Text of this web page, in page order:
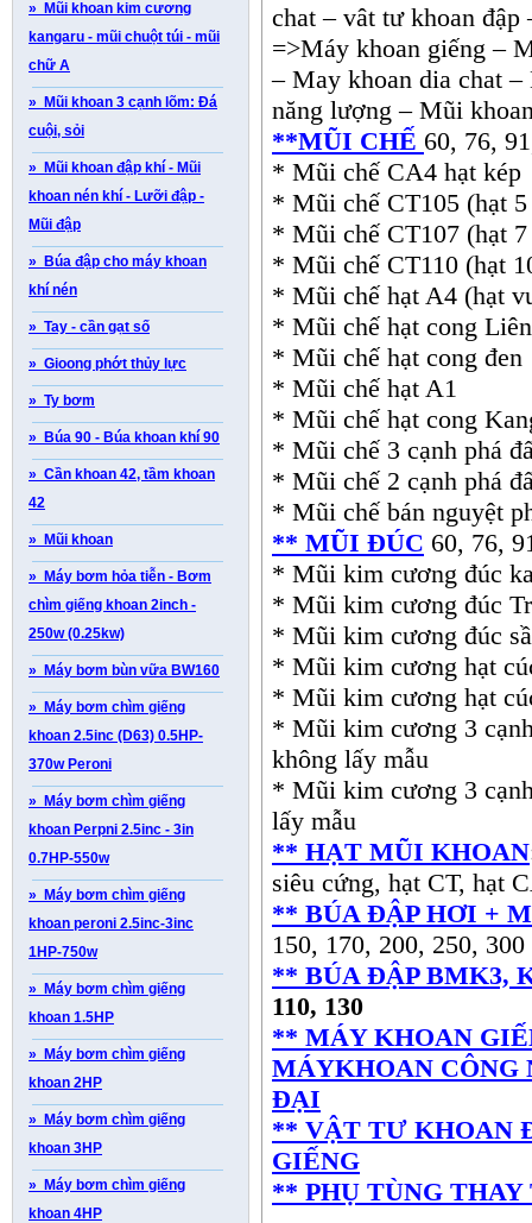
» Mũi khoan kim cương
kangaru - mũi chuột túi - mũi
chữ A
» Mũi khoan 3 cạnh lõm: Đá
cuội, sỏi
» Mũi khoan đập khí - Mũi
khoan nén khí - Lưỡi đập -
Mũi đập
» Búa đập cho máy khoan
khí nén
» Tay - cần gạt số
» Gioong phớt thủy lực
» Ty bơm
» Búa 90 - Búa khoan khí 90
» Cần khoan 42, tầm khoan
42
» Mũi khoan
» Máy bơm hỏa tiễn - Bơm
chìm giếng khoan 2inch -
250w (0.25kw)
» Máy bơm bùn vữa BW160
» Máy bơm chìm giếng
khoan 2.5inc (D63) 0.5HP-
370w Peroni
» Máy bơm chìm giếng
khoan Perpni 2.5inc - 3in
0.7HP-550w
» Máy bơm chìm giếng
khoan peroni 2.5inc-3inc
1HP-750w
» Máy bơm chìm giếng
khoan 1.5HP
» Máy bơm chìm giếng
khoan 2HP
» Máy bơm chìm giếng
khoan 3HP
» Máy bơm chìm giếng
khoan 4HP
chat – vât tư khoan đập
=>Máy khoan giếng –
– May khoan dia chat
năng lượng – Mũi
**MŨI CHẾ 60, 76,
* Mũi chế CA4 hạt kép
* Mũi chế CT105 (hạt
* Mũi chế CT107 (hạt
* Mũi chế CT110 (hạt
* Mũi chế hạt A4 (hạt
* Mũi chế hạt cong
* Mũi chế hạt cong đen
* Mũi chế hạt A1
* Mũi chế hạt cong
* Mũi chế 3 cạnh phá
* Mũi chế 2 cạnh phá
* Mũi chế bán nguyệt
** MŨI ĐÚC 60, 76,
* Mũi kim cương đúc
* Mũi kim cương đúc
* Mũi kim cương đúc
* Mũi kim cương hạt
* Mũi kim cương hạt
* Mũi kim cương 3
không lấy mẫu
* Mũi kim cương 3
lấy mẫu
** HẠT MŨI KHOAN
siêu cứng, hạt CT, hạt
** BÚA ĐẬP HƠI +
150, 170, 200, 250, 300
** BÚA ĐẬP BMK3,
110, 130
** MÁY KHOAN
MÁYKHOAN CÔNG
ĐẠI
** VẬT TƯ KHOAN
GIẾNG
** PHỤ TÙNG